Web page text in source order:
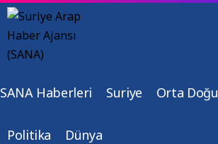
SANA Haberleri Suriye Orta Doğu
Politika Dünya